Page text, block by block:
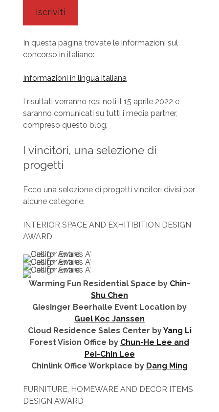
Iscriviti
In questa pagina trovate le informazioni sul
concorso in italiano:
Informazioni in lingua italiana
I risultati verranno resi noti il 15 aprile 2022 e
saranno comunicati su tutti i media partner,
compreso questo blog.
I vincitori, una selezione di
progetti
Ecco una selezione di progetti vincitori divisi per
alcune categorie:
INTERIOR SPACE AND EXHITIBITION DESIGN
AWARD
Warming Fun Residential Space by Chin-
Shu Chen
Giesinger Beerhalle Event Location by
Guel Koc Janssen
Cloud Residence Sales Center byYang Li
Forest Vision Office by Chun-He Lee and
Pei-Chin Lee
Chinlink Office Workplace by Dang Ming
FURNITURE, HOMEWARE AND DECOR ITEMS
DESIGN AWARD